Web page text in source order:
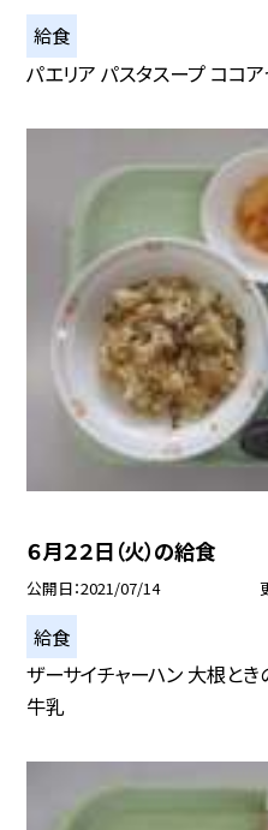
給食
パエリア パスタスープ ココ
６月２２日（火）の給食
公開日 2021/07/14
給食
ザーサイチャーハン 大根と
牛乳